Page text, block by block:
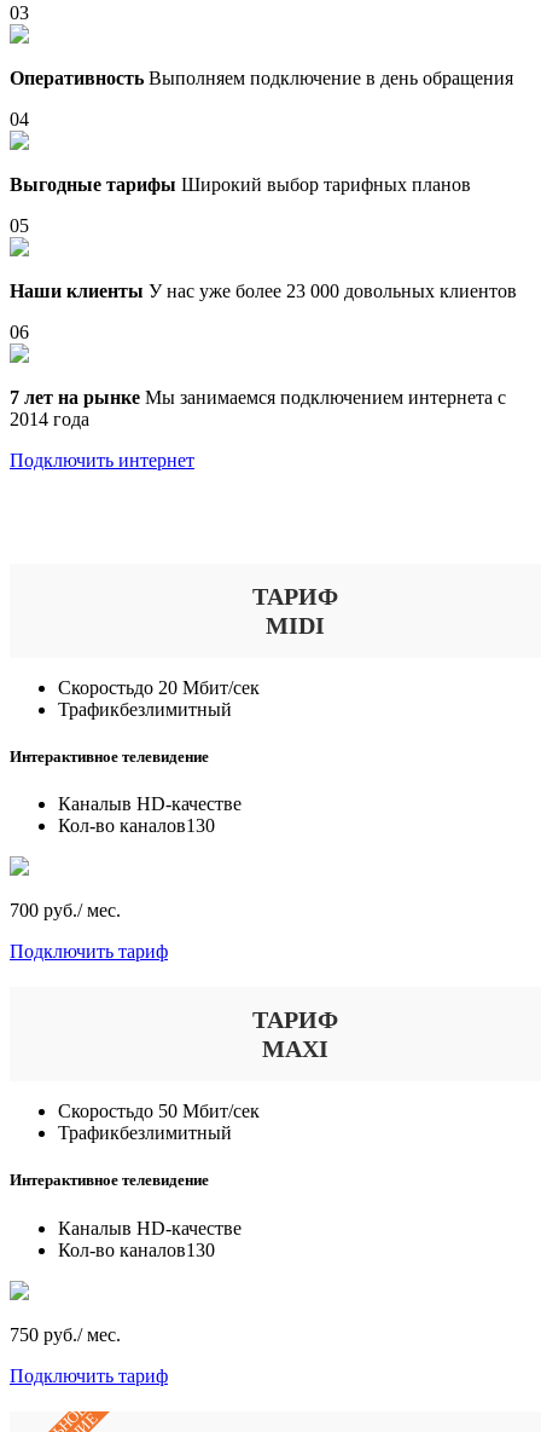
03
Оперативность Выполняем подключение в день обращения
04
Выгодные тарифы Широкий выбор тарифных планов
05
Наши клиенты У нас уже более 23 000 довольных клиентов
06
7 лет на рынке Мы занимаемся подключением интернета с
2014 года
Подключить интернет
ТАРИФ
MIDI
Скоростьдо 20 Мбит/сек
Трафикбезлимитный
Интерактивное телевидение
Каналыв HD-качестве
Кол-во каналов130
700 руб./ мес.
Подключить тариф
ТАРИФ
MAXI
Скоростьдо 50 Мбит/сек
Трафикбезлимитный
Интерактивное телевидение
Каналыв HD-качестве
Кол-во каналов130
750 руб./ мес.
Подключить тариф